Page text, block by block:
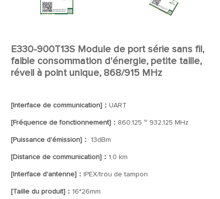
E330-900T13S Module de port série sans fil,
faible consommation d'énergie, petite taille,
réveil à point unique, 868/915 MHz
[Interface de communication]：UART
[Fréquence de fonctionnement]： 860,125 ~ 932,125 MHz
[Puissance d'émission]： 13dBm
[Distance de communication]： 1,0 km
[Interface d'antenne]： IPEX/trou de tampon
[Taille du produit]： 16*26mm